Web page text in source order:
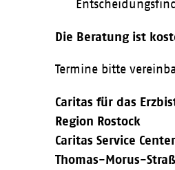
Die Beratung ist
Termine bitte
Caritas für das
Region Rostock
Caritas Service
Thomas-Morus-